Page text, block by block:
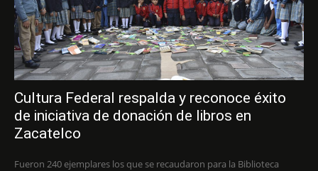
Cultura Federal respalda y reconoce éxito
de iniciativa de donación de libros en
Zacatelco
Fueron 240 ejemplares los que se recaudaron para la Biblioteca